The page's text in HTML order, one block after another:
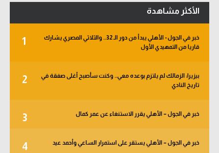
الأكثر مشاهدة
1
خبر في الجول - الأهلي يبدأ من دور الـ 32.. والثلاثي المصري يشارك
قاريا من التمهيدي الأول
2
بيزيرا: الزمالك لم يلتزم بوعده معي.. وكنت سأصبح أغلى صفقة في
تاريخ النادي
3 خبر في الجول – الأهلي يقرر الاستنغاء عن عمر كمال
4 خبر في الجول – الأهلي يستقر على استمرار الساعي وأحمد عيد